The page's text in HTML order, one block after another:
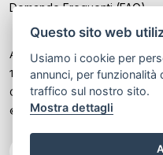
Questo sito web
Usiamo i cookie per
annunci, per funzionalità
traffico sul nostro sito.
Mostra dettagli
Domande Frequenti (FAQ)
Auto Moto Usate Roma Srl
12489131008
Cod. Fisc. ed Iscr. al Registro
© Another site byGestionale